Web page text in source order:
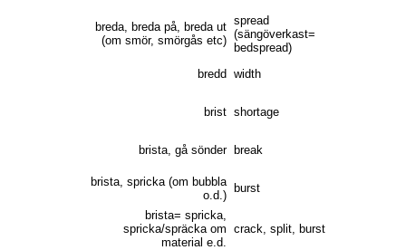
breda, breda på, breda ut
(om smör, smörgås etc)
spread
(sängöverkast=
bedspread)
bredd width
brist shortage
brista, gå sönder break
brista, spricka (om bubbla
o.d.)
burst
brista= spricka,
spricka/spräcka om
material e.d.
crack, split, burst